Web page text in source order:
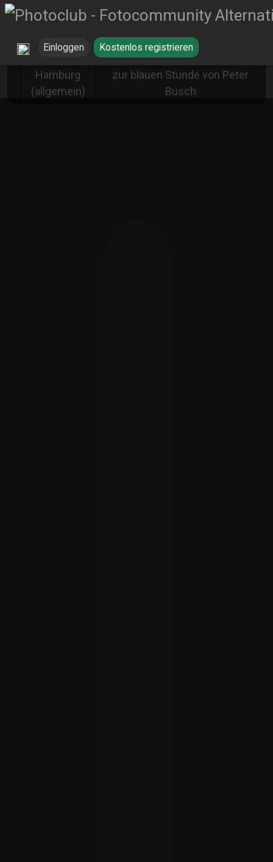
Einloggen Kostenlos registrieren
Hamburg
(allgemein)
Hamburg - Elbphilharmonie
zur blauen Stunde von Peter
Busch